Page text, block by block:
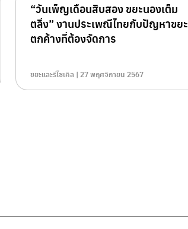
“วันเพ็ญเดือนสิบสอง ขยะนองเต็ม
ตลิ่ง” งานประเพณีไทยกับปัญหาขยะ
ตกค้างที่ต้องจัดการ
ขยะและรีไซเคิล | 27 พฤศจิกายน 2567